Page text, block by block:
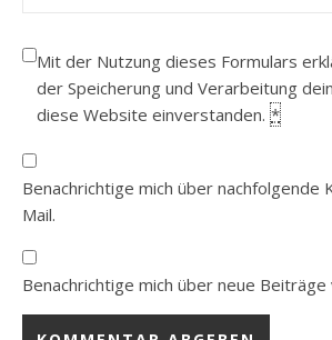
Mit der Nutzung dieses Formulars
der Speicherung und Verarbeitung
diese Website einverstanden. *
Benachrichtige mich über nachfolgende
Mail.
Benachrichtige mich über neue Beiträge